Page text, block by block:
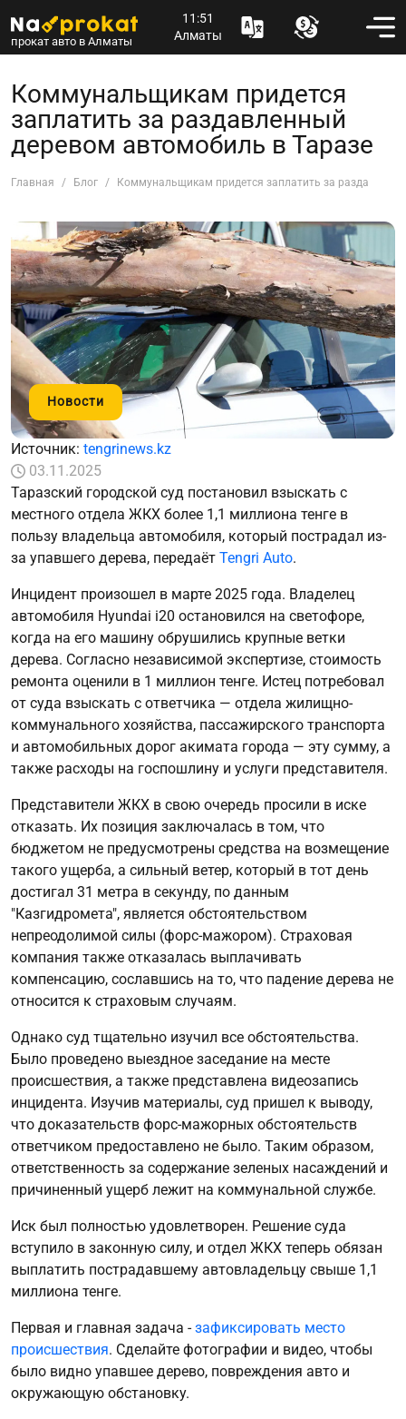
прокат авто в Алматы
11:51
Алматы
Коммунальщикам придется
заплатить за раздавленный
деревом автомобиль в Таразе
Главная Блог Коммунальщикам придется заплатить за
Новости
Источник: tengrinews.kz
03.11.2025
Таразский городской суд постановил взыскать с
местного отдела ЖКХ более 1,1 миллиона тенге в
пользу владельца автомобиля, который пострадал из-
за упавшего дерева, передаёт Tengri Auto.
Инцидент произошел в марте 2025 года. Владелец
автомобиля Hyundai i20 остановился на светофоре,
когда на его машину обрушились крупные ветки
дерева. Согласно независимой экспертизе, стоимость
ремонта оценили в 1 миллион тенге. Истец потребовал
от суда взыскать с ответчика — отдела жилищно-
коммунального хозяйства, пассажирского транспорта
и автомобильных дорог акимата города — эту сумму, а
также расходы на госпошлину и услуги представителя.
Представители ЖКХ в свою очередь просили в иске
отказать. Их позиция заключалась в том, что
бюджетом не предусмотрены средства на возмещение
такого ущерба, а сильный ветер, который в тот день
достигал 31 метра в секунду, по данным
"Казгидромета", является обстоятельством
непреодолимой силы (форс-мажором). Страховая
компания также отказалась выплачивать
компенсацию, сославшись на то, что падение дерева не
относится к страховым случаям.
Однако суд тщательно изучил все обстоятельства.
Было проведено выездное заседание на месте
происшествия, а также представлена видеозапись
инцидента. Изучив материалы, суд пришел к выводу,
что доказательств форс-мажорных обстоятельств
ответчиком предоставлено не было. Таким образом,
ответственность за содержание зеленых насаждений и
причиненный ущерб лежит на коммунальной службе.
Иск был полностью удовлетворен. Решение суда
вступило в законную силу, и отдел ЖКХ теперь обязан
выплатить пострадавшему автовладельцу свыше 1,1
миллиона тенге.
Первая и главная задача -зафиксировать место
происшествия. Сделайте фотографии и видео, чтобы
было видно упавшее дерево, повреждения авто и
окружающую обстановку.